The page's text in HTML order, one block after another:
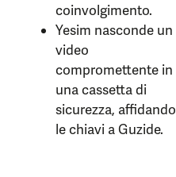
coinvolgimento.
Yesim nasconde un
video
compromettente in
una cassetta di
sicurezza, affidando
le chiavi a Guzide.